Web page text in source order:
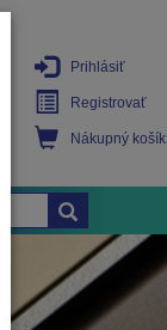
Prihlásiť
Registrovať
Nákupný košík